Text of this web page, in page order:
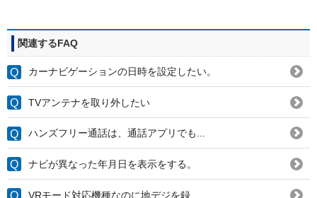
関連するFAQ
カーナビゲーションの日時を設定したい。
TVアンテナを取り外したい
ハンズフリー通話は、通話アプリでも...
ナビが異なった年月日を表示をする。
VRモード対応機種なのに地デジを録...